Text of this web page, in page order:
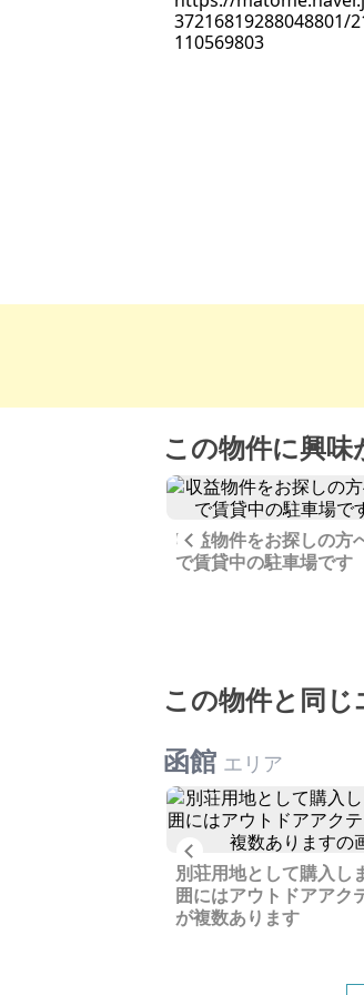
37216819288048801/
110569803
この物件に興
Previous
収益物件をお探しの方
で賃貸中の駐車場です
この物件と同
函館 エリア
Previous
別荘用地として購入し
囲にはアウトドアアク
が複数あります